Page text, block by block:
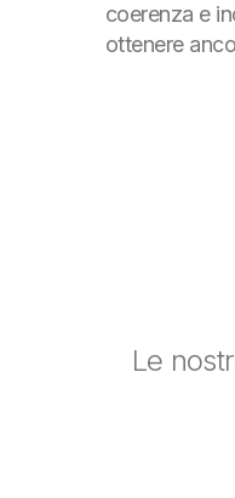
coerenza e
ottenere
Le